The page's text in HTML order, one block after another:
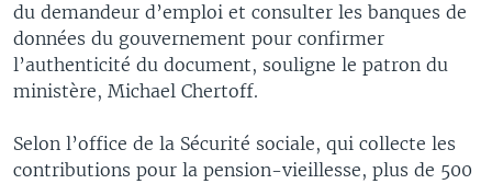
du demandeur d’emploi et consulter les banques de
données du gouvernement pour confirmer
l’authenticité du document, souligne le patron du
ministère, Michael Chertoff.
Selon l’office de la Sécurité sociale, qui collecte les
contributions pour la pension-vieillesse, plus de 500